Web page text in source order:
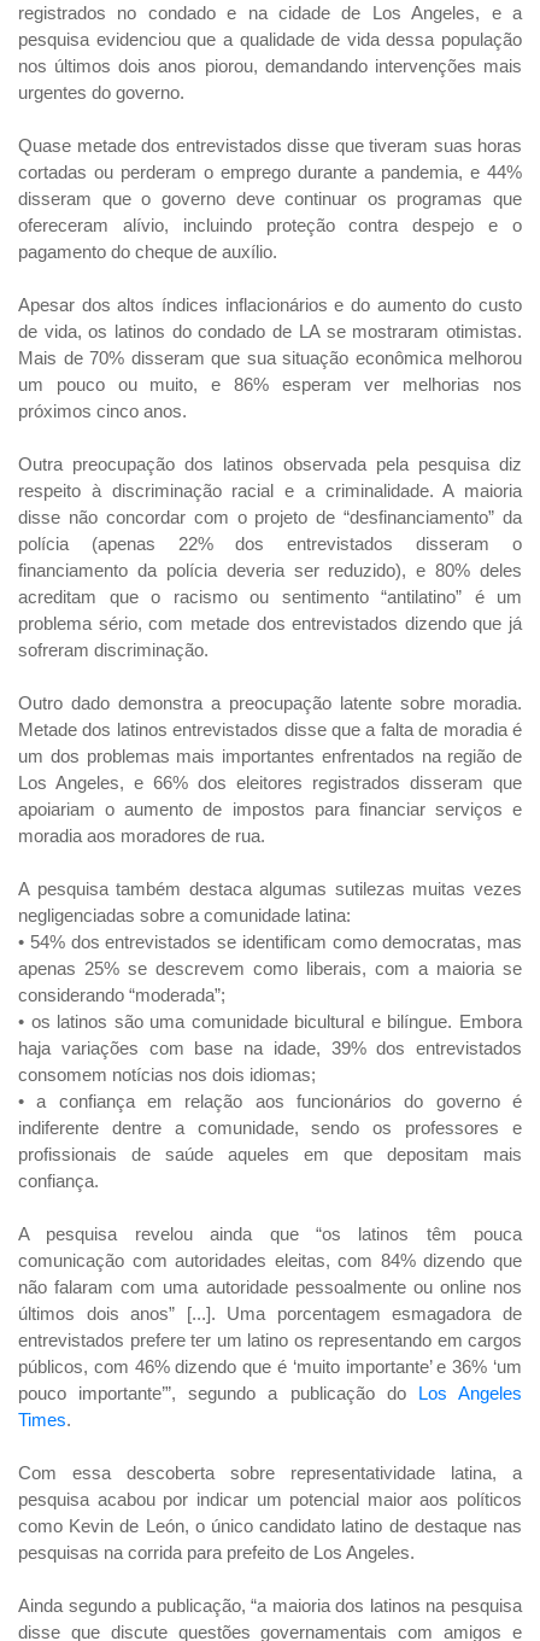
registrados no condado e na cidade de Los Angeles, e a
pesquisa evidenciou que a qualidade de vida dessa população
nos últimos dois anos piorou, demandando intervenções mais
urgentes do governo.
Quase metade dos entrevistados disse que tiveram suas horas
cortadas ou perderam o emprego durante a pandemia, e 44%
disseram que o governo deve continuar os programas que
ofereceram alívio, incluindo proteção contra despejo e o
pagamento do cheque de auxílio.
Apesar dos altos índices inflacionários e do aumento do custo
de vida, os latinos do condado de LA se mostraram otimistas.
Mais de 70% disseram que sua situação econômica melhorou
um pouco ou muito, e 86% esperam ver melhorias nos
próximos cinco anos.
Outra preocupação dos latinos observada pela pesquisa diz
respeito à discriminação racial e a criminalidade. A maioria
disse não concordar com o projeto de “desfinanciamento” da
polícia (apenas 22% dos entrevistados disseram o
financiamento da polícia deveria ser reduzido), e 80% deles
acreditam que o racismo ou sentimento “antilatino” é um
problema sério, com metade dos entrevistados dizendo que já
sofreram discriminação.
Outro dado demonstra a preocupação latente sobre moradia.
Metade dos latinos entrevistados disse que a falta de moradia é
um dos problemas mais importantes enfrentados na região de
Los Angeles, e 66% dos eleitores registrados disseram que
apoiariam o aumento de impostos para financiar serviços e
moradia aos moradores de rua.
A pesquisa também destaca algumas sutilezas muitas vezes
negligenciadas sobre a comunidade latina:
• 54% dos entrevistados se identificam como democratas, mas
apenas 25% se descrevem como liberais, com a maioria se
considerando “moderada”;
• os latinos são uma comunidade bicultural e bilíngue. Embora
haja variações com base na idade, 39% dos entrevistados
consomem notícias nos dois idiomas;
• a confiança em relação aos funcionários do governo é
indiferente dentre a comunidade, sendo os professores e
profissionais de saúde aqueles em que depositam mais
confiança.
A pesquisa revelou ainda que “os latinos têm pouca
comunicação com autoridades eleitas, com 84% dizendo que
não falaram com uma autoridade pessoalmente ou online nos
últimos dois anos” [...]. Uma porcentagem esmagadora de
entrevistados prefere ter um latino os representando em cargos
públicos, com 46% dizendo que é ‘muito importante’ e 36% ‘um
pouco importante’”, segundo a publicação do Los Angeles
Times.
Com essa descoberta sobre representatividade latina, a
pesquisa acabou por indicar um potencial maior aos políticos
como Kevin de León, o único candidato latino de destaque nas
pesquisas na corrida para prefeito de Los Angeles.
Ainda segundo a publicação, “a maioria dos latinos na pesquisa
disse que discute questões governamentais com amigos e